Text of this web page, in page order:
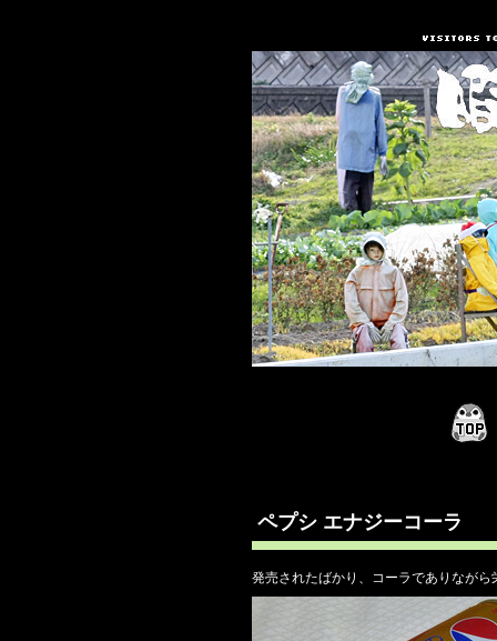
ペプシ エナジーコーラ
発売されたばかり、コーラでありなが